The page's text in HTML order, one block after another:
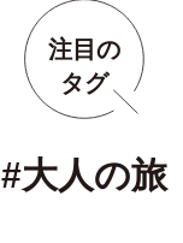
注目の
タグ
#大人の旅